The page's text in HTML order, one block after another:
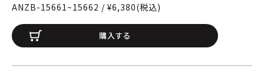
ANZB-15661~15662 / ¥6,380(税込)
購入する